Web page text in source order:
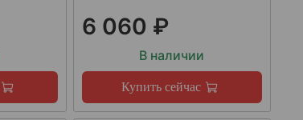
6 060 ₽
В наличии
Купить сейчас